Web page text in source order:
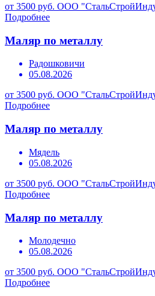
от 3500 руб. ООО
Подробнее
Маляр по металлу
Радошковичи
05.08.2026
от 3500 руб. ООО
Подробнее
Маляр по металлу
Мядель
05.08.2026
от 3500 руб. ООО
Подробнее
Маляр по металлу
Молодечно
05.08.2026
от 3500 руб. ООО
Подробнее